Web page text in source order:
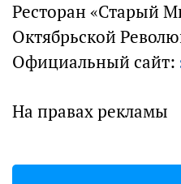
Ресторан «Старый
Октябрьской
Официальный сайт:
На правах рекламы